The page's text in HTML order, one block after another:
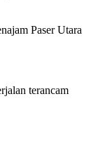
Paser Utara
terancam